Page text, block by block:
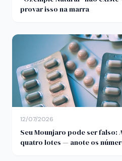
provar isso na marra
12/07/2026
Seu Mounjaro pode ser falso:
quatro lotes — anote os